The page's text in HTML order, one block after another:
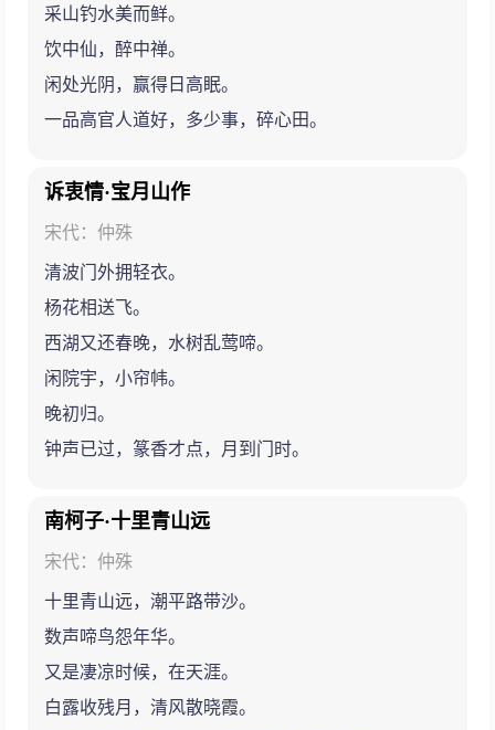
采山钓水美而鲜。
饮中仙，醉中禅。
闲处光阴，赢得日高眠。
一品高官人道好，多少事，碎心田。
诉衷情·宝月山作
宋代：仲殊
清波门外拥轻衣。
杨花相送飞。
西湖又还春晚，水树乱莺啼。
闲院宇，小帘帏。
晚初归。
钟声已过，篆香才点，月到门时。
南柯子·十里青山远
宋代：仲殊
十里青山远，潮平路带沙。
数声啼鸟怨年华。
又是凄凉时候，在天涯。
白露收残月，清风散晓霞。